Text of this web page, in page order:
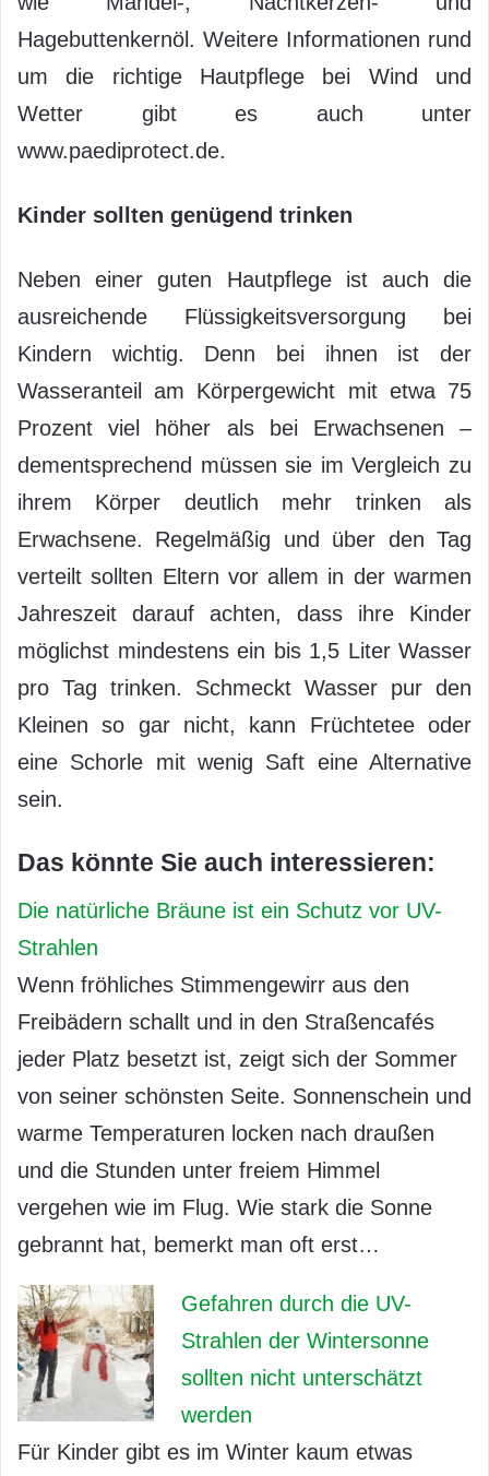
Hagebuttenkernöl. Weitere Informationen rund
um die richtige Hautpflege bei Wind und
Wetter gibt es auch unter
www.paediprotect.de.
Kinder sollten genügend trinken
Neben einer guten Hautpflege ist auch die
ausreichende Flüssigkeitsversorgung bei
Kindern wichtig. Denn bei ihnen ist der
Wasseranteil am Körpergewicht mit etwa 75
Prozent viel höher als bei Erwachsenen –
dementsprechend müssen sie im Vergleich zu
ihrem Körper deutlich mehr trinken als
Erwachsene. Regelmäßig und über den Tag
verteilt sollten Eltern vor allem in der warmen
Jahreszeit darauf achten, dass ihre Kinder
möglichst mindestens ein bis 1,5 Liter Wasser
pro Tag trinken. Schmeckt Wasser pur den
Kleinen so gar nicht, kann Früchtetee oder
eine Schorle mit wenig Saft eine Alternative
sein.
Das könnte Sie auch interessieren:
Die natürliche Bräune ist ein Schutz vor UV-
Strahlen
Wenn fröhliches Stimmengewirr aus den
Freibädern schallt und in den Straßencafés
jeder Platz besetzt ist, zeigt sich der Sommer
von seiner schönsten Seite. Sonnenschein und
warme Temperaturen locken nach draußen
und die Stunden unter freiem Himmel
vergehen wie im Flug. Wie stark die Sonne
gebrannt hat, bemerkt man oft erst…
Gefahren durch die UV-
Strahlen der Wintersonne
sollten nicht unterschätzt
werden
Für Kinder gibt es im Winter kaum etwas